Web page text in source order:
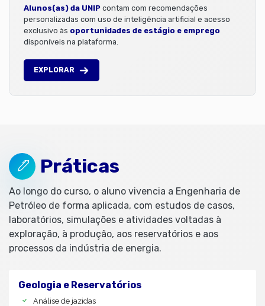
Alunos(as) da UNIP contam com recomendações
personalizadas com uso de inteligência artificial e acesso
exclusivo às oportunidades de estágio e emprego
disponíveis na plataforma.
EXPLORAR
Práticas
Ao longo do curso, o aluno vivencia a Engenharia de
Petróleo de forma aplicada, com estudos de casos,
laboratórios, simulações e atividades voltadas à
exploração, à produção, aos reservatórios e aos
processos da indústria de energia.
Geologia e Reservatórios
Análise de jazidas